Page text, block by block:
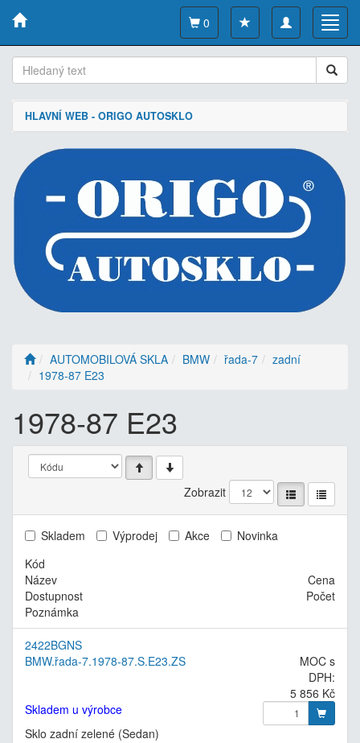
Toggle
navigation
0
HLAVNÍ WEB - ORIGO AUTOSKLO
AUTOMOBILOVÁ SKLA BMW řada-7
zadní
1978-87 E23
1978-87 E23
Zobrazit
Skladem Výprodej Akce
Novinka
Kód
Název
Cena
Dostupnost
Počet
Poznámka
2422BGNS
BMW.řada-7.1978-87.S.E23.ZS
MOC s
DPH:
5 856 Kč
Skladem u výrobce
Sklo zadní zelené (Sedan)